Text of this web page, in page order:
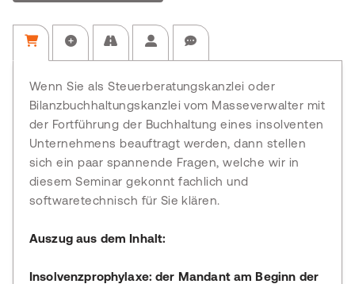
Wenn Sie als Steuerberatungskanzlei oder
Bilanzbuchhaltungskanzlei vom Masseverwalter mit
der Fortführung der Buchhaltung eines insolventen
Unternehmens beauftragt werden, dann stellen
sich ein paar spannende Fragen, welche wir in
diesem Seminar gekonnt fachlich und
softwaretechnisch für Sie klären.
Auszug aus dem Inhalt:
Insolvenzprophylaxe: der Mandant am Beginn der